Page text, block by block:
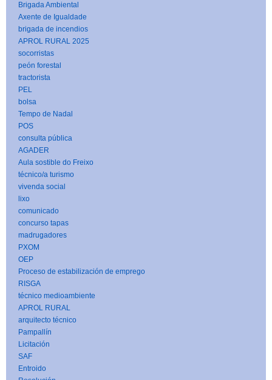
Brigada Ambiental
Axente de Igualdade
brigada de incendios
APROL RURAL 2025
socorristas
peón forestal
tractorista
PEL
bolsa
Tempo de Nadal
POS
consulta pública
AGADER
Aula sostible do Freixo
técnico/a turismo
vivenda social
lixo
comunicado
concurso tapas
madrugadores
PXOM
OEP
Proceso de estabilización de emprego
RISGA
técnico medioambiente
APROL RURAL
arquitecto técnico
Pampallín
Licitación
SAF
Entroido